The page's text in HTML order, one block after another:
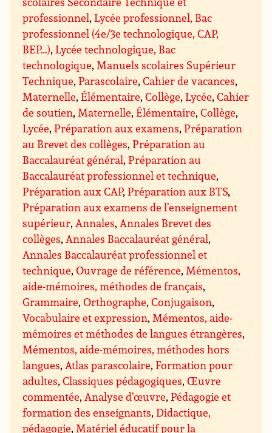
professionnel,Lycée professionnel, Bac
professionnel (4e/3e technologique, CAP,
BEP…),Lycée technologique, Bac
technologique, Manuels scolaires Supérieur
Technique,Parascolaire,Cahier de vacances,
Maternelle,Élémentaire,Collège,Lycée,Cahier
de soutien, Maternelle,Élémentaire,Collège,
Lycée,Préparation aux examens,Préparation
au Brevet des collèges,Préparation au
Baccalauréat général,Préparation au
Baccalauréat professionnel et technique,
Préparation aux CAP,Préparation aux BTS,
Préparation aux examens de l’enseignement
supérieur, Annales, Annales Brevet des
collèges, Annales Baccalauréat général,
Annales Baccalauréat professionnel et
technique,Ouvrage de référence, Mémentos,
aide-mémoires, méthodes de français,
Grammaire,Orthographe,Conjugaison,
Vocabulaire et expression, Mémentos, aide-
mémoires et méthodes de langues étrangères,
Mémentos, aide-mémoires, méthodes hors
langues, Atlas parascolaire,Formation pour
adultes,Classiques pédagogiques,Œuvre
commentée, Analyse d’œuvre,Pédagogie et
formation des enseignants,Didactique,
pédagogie, Matériel éducatif pour la